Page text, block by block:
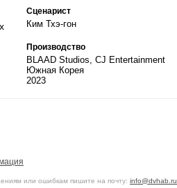
Сценарист
Ким Тхэ-гон
Производство
BLAAD Studios, CJ Entertainment
Южная Корея
2023
или ошибкам пишите на почту: info@dvhab.ru